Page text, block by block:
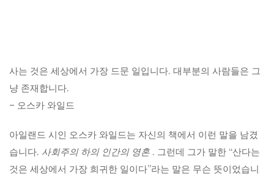
사는 것은 세상에서 가장 드문 일입니다. 대부분의 사람들은 그
냥 존재합니다.
– 오스카 와일드
아일랜드 시인 오스카 와일드는 자신의 책에서 이런 말을 남겼
습니다. 사회주의 하의 인간의 영혼 . 그런데 그가 말한 “산다는
것은 세상에서 가장 희귀한 일이다”라는 말은 무슨 뜻이었습니